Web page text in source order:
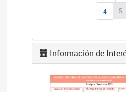
4
5
Información de